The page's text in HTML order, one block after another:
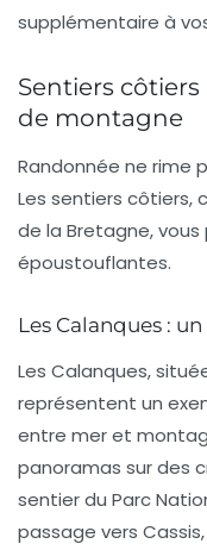
supplémentaire à
Sentiers
de montagne
Randonnée ne rime
Les sentiers côtiers,
de la Bretagne,
époustouflantes.
Les Calanques :
Les Calanques,
représentent un
entre mer et
panoramas sur des
sentier du Parc
passage vers